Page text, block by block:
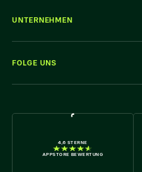
4,6 STERNE
APPSTORE BEWERTUNG
UNTERNEHMEN
FOLGE UNS